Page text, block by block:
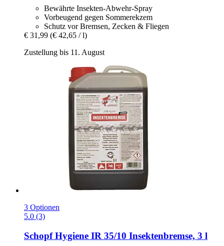
Bewährte Insekten-Abwehr-Spray
Vorbeugend gegen Sommerekzem
Schutz vor Bremsen, Zecken & Fliegen
€ 31,99 (€ 42,65 / l)
Zustellung bis 11. August
3 Optionen
5.0 (3)
Schopf Hygiene IR 35/10 Insektenbremse, 3 l